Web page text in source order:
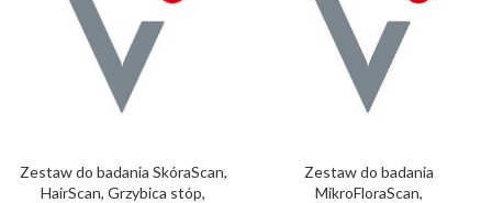
Zestaw do badania SkóraScan,
HairScan, Grzybica stóp,
Zestaw do badania
MikroFloraScan,